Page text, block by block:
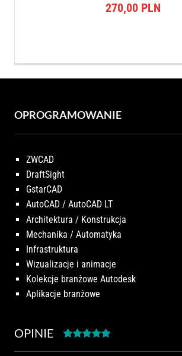
270,00 PLN
OPROGRAMOWANIE
ZWCAD
DraftSight
GstarCAD
AutoCAD / AutoCAD LT
Architektura / Konstrukcja
Mechanika / Automatyka
Infrastruktura
Wizualizacje i animacje
Kolekcje branżowe Autodesk
Aplikacje branżowe
OPINIE